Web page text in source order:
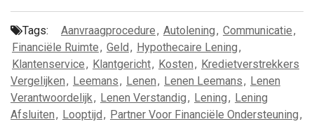
Tags: Aanvraagprocedure, Autolening, Communicatie,
Financiële Ruimte, Geld, Hypothecaire Lening,
Klantenservice, Klantgericht, Kosten, Kredietverstrekkers
Vergelijken, Leemans, Lenen, Lenen Leemans, Lenen
Verantwoordelijk, Lenen Verstandig, Lening, Lening
Afsluiten, Looptijd, Partner Voor Financiële Ondersteuning,